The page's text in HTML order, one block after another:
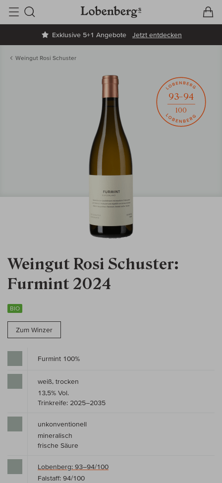
Exklusive 5+1 Angebote Jetzt entdecken
Suche
Weingut Rosi Schuster
Weingut Rosi Schuster:
Furmint 2024
BIO
Zum Winzer
93–94
100
Furmint 100%
weiß, trocken
13,5% Vol.
Trinkreife: 2025–2035
unkonventionell
mineralisch
frische Säure
Lobenberg: 93–94/100
Falstaff: 94/100